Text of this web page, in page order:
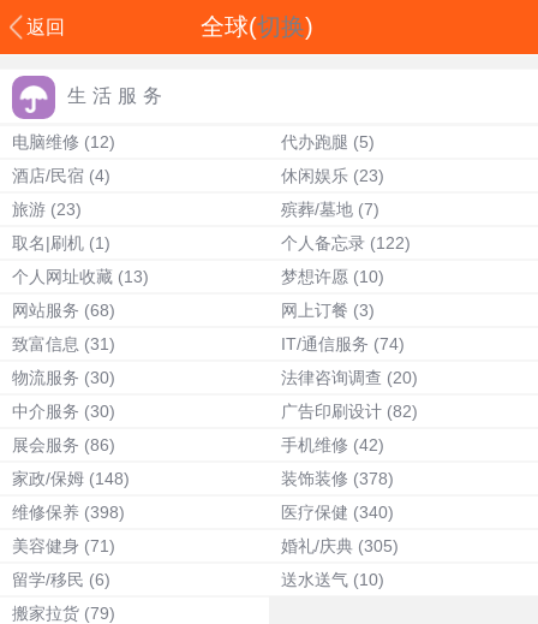
返回 全球(切换)
生活服务
电脑维修 (12) 代办跑腿 (5)
酒店/民宿 (4) 休闲娱乐 (23)
旅游 (23) 殡葬/墓地 (7)
取名|刷机 (1) 个人备忘录 (122)
个人网址收藏 (13) 梦想许愿 (10)
网站服务 (68) 网上订餐 (3)
致富信息 (31) IT/通信服务 (74)
物流服务 (30) 法律咨询调查 (20)
中介服务 (30) 广告印刷设计 (82)
展会服务 (86) 手机维修 (42)
家政/保姆 (148) 装饰装修 (378)
维修保养 (398) 医疗保健 (340)
美容健身 (71) 婚礼/庆典 (305)
留学/移民 (6) 送水送气 (10)
搬家拉货 (79)